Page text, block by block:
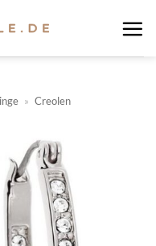
» Creolen